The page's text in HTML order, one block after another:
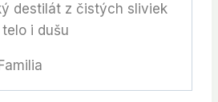
destilát z čistých sliviek
i dušu